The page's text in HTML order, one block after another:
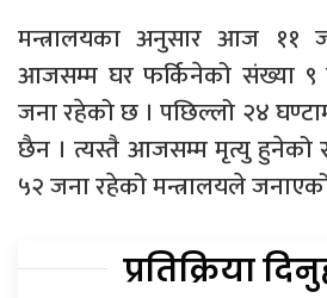
मन्त्रालयका अनुसार आज ११
आजसम्म घर फर्किनेको संख्या
जना रहेको छ । पछिल्लो २४
छैन । त्यस्तै आजसम्म मृत्यु हुनेको
५२ जना रहेको मन्त्रालयले
प्रतिक्रिया